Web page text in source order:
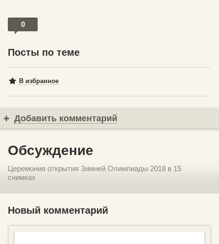
0
Посты по теме
В избранное
Добавить комментарий
Обсуждение
Церемония открытия Зимней Олимпиады 2018 в 15
снимках
Новый комментарий